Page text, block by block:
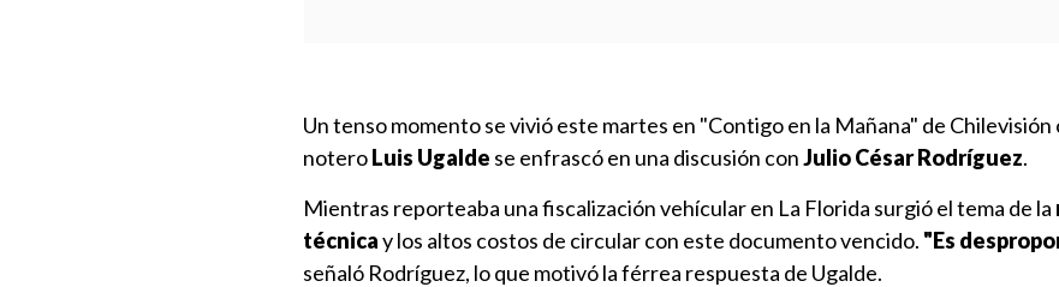
Un tenso momento se vivió este martes en "Contigo en la Mañana" de Chilevisión
noteroLuis Ugalde se enfrascó en una discusión conJulio César Rodríguez.
Mientras reporteaba una fiscalización vehícular en La Florida surgió el tema de la
técnicay los altos costos de circular con este documento vencido. "Es
señaló Rodríguez, lo que motivó la férrea respuesta de Ugalde.